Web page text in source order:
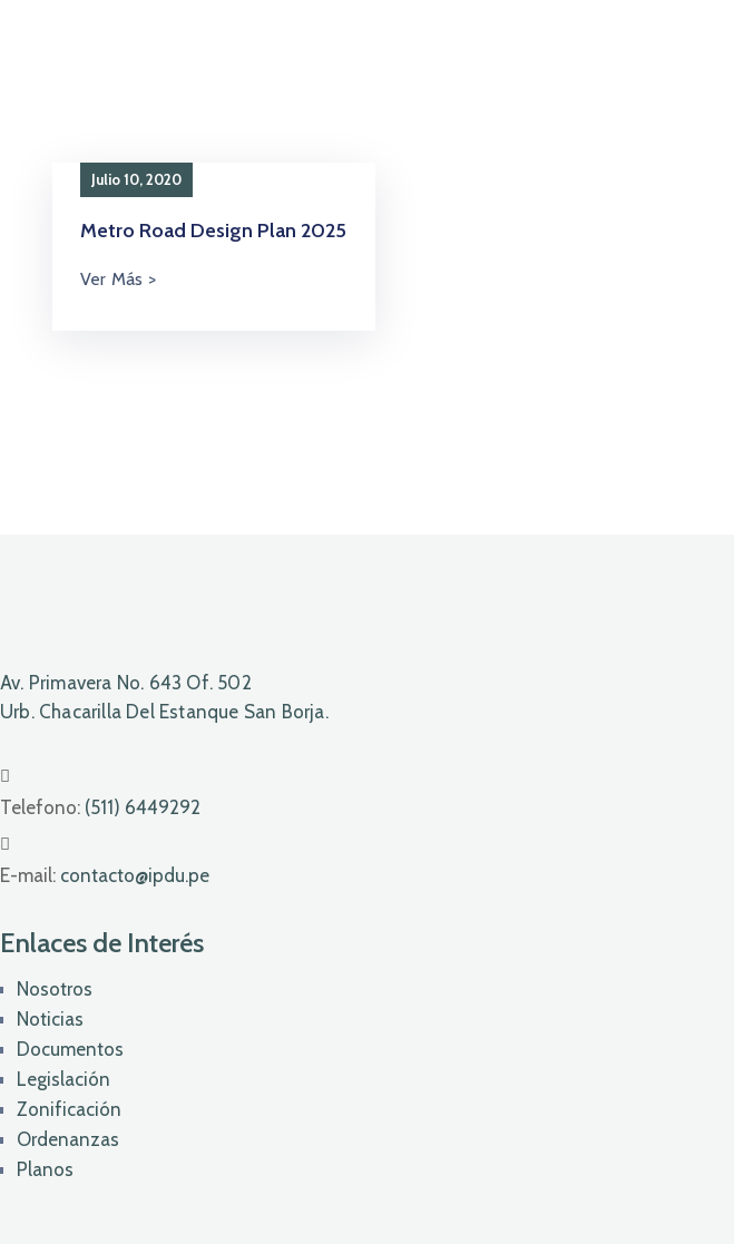
Julio 10, 2020
Metro Road Design Plan 2025
Av. Primavera No. 643 Of. 502
Urb. Chacarilla Del Estanque San Borja.
Telefono: (511) 6449292
E-mail: contacto@ipdu.pe
Enlaces de Interés
Nosotros
Noticias
Documentos
Legislación
Zonificación
Ordenanzas
Planos